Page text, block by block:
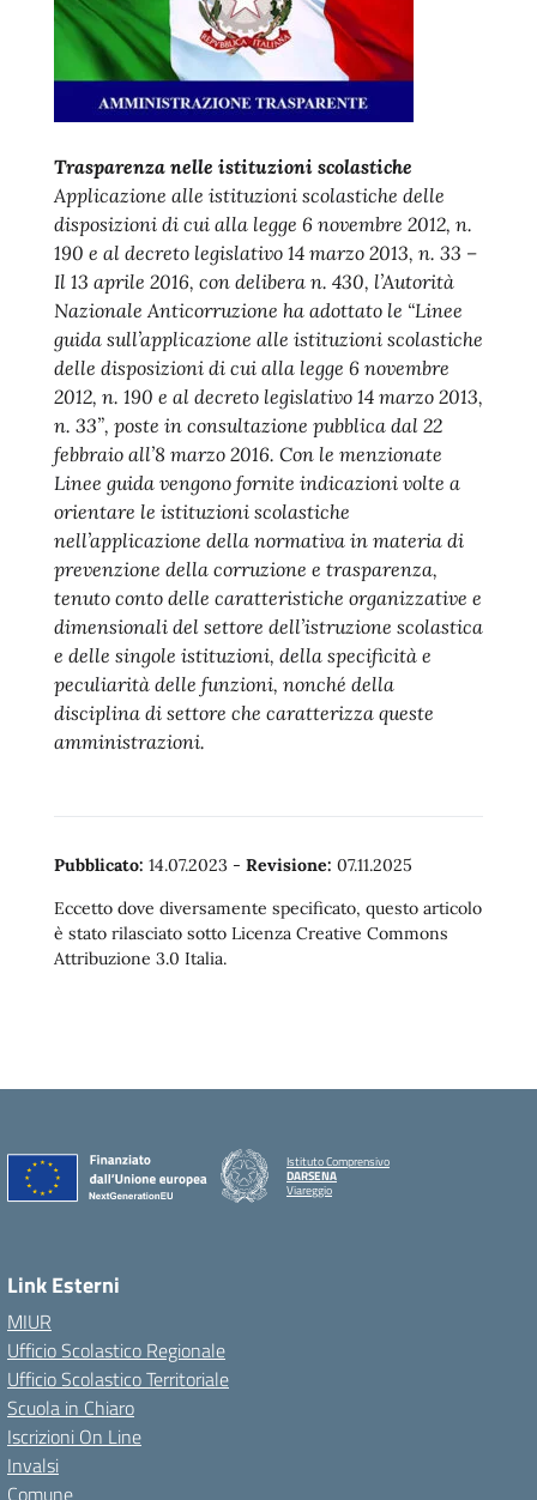
Trasparenza nelle istituzioni scolastiche
Applicazione alle istituzioni scolastiche delle
disposizioni di cui alla legge 6 novembre 2012, n.
190 e al decreto legislativo 14 marzo 2013, n. 33 –
Il 13 aprile 2016, con delibera n. 430, l’Autorità
Nazionale Anticorruzione ha adottato le “Linee
guida sull’applicazione alle istituzioni scolastiche
delle disposizioni di cui alla legge 6 novembre
2012, n. 190 e al decreto legislativo 14 marzo 2013,
n. 33”, poste in consultazione pubblica dal 22
febbraio all’8 marzo 2016. Con le menzionate
Linee guida vengono fornite indicazioni volte a
orientare le istituzioni scolastiche
nell’applicazione della normativa in materia di
prevenzione della corruzione e trasparenza,
tenuto conto delle caratteristiche organizzative e
dimensionali del settore dell’istruzione scolastica
e delle singole istituzioni, della specificità e
peculiarità delle funzioni, nonché della
disciplina di settore che caratterizza queste
amministrazioni.
Pubblicato: 14.07.2023 - Revisione: 07.11.2025
Eccetto dove diversamente specificato, questo articolo
è stato rilasciato sotto Licenza Creative Commons
Attribuzione 3.0 Italia.
Istituto Comprensivo
DARSENA
Viareggio
Link Esterni
MIUR
Ufficio Scolastico Regionale
Ufficio Scolastico Territoriale
Scuola in Chiaro
Iscrizioni On Line
Invalsi
Comune